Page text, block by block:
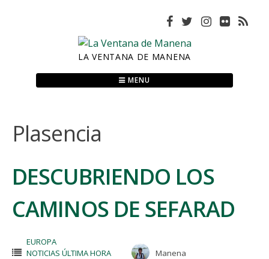
LA VENTANA DE MANENA
MENU
Plasencia
DESCUBRIENDO LOS
CAMINOS DE SEFARAD
EUROPA
NOTICIAS ÚLTIMA HORA
Manena